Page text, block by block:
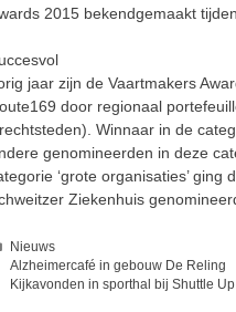
2015 bekendgemaakt
jaar zijn de Vaartmakers
door regionaal
Winnaar in de
genomineerden in deze
‘grote organisaties’
Ziekenhuis
Categorieën
Nieuws
Alzheimercafé in gebouw De Reling
Kijkavonden in sporthal bij Shuttle Up